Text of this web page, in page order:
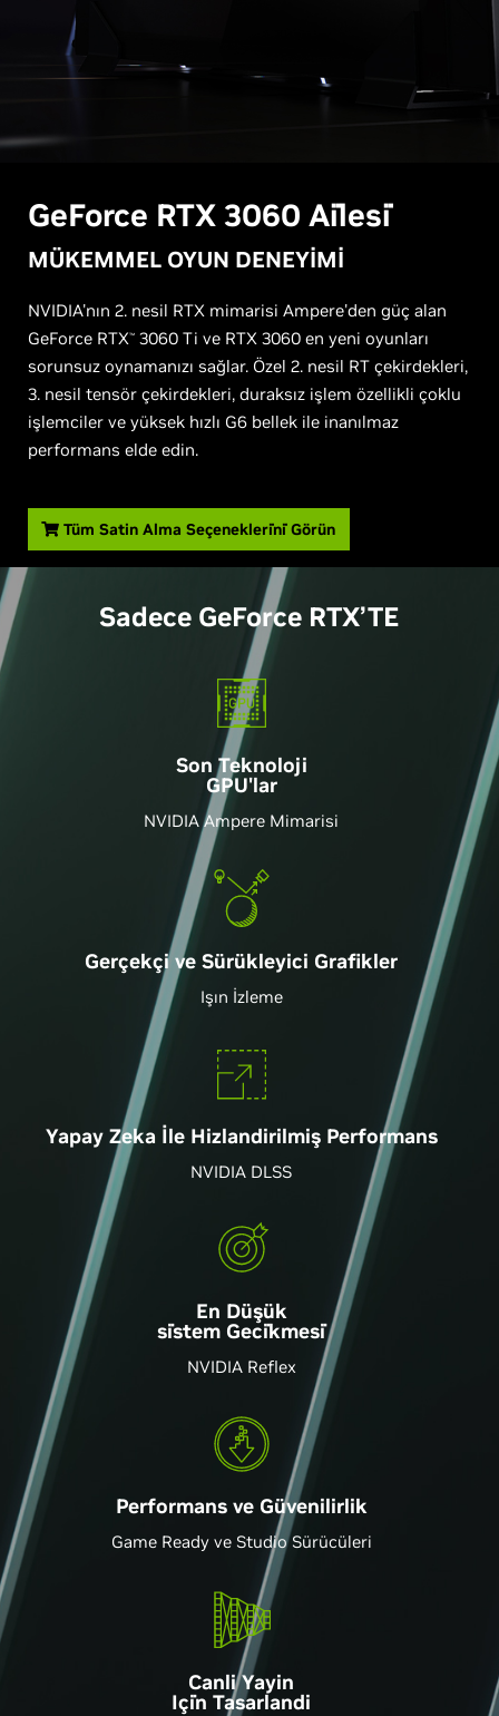
GeForce RTX 3060 Ai̇lesi̇
MÜKEMMEL OYUN DENEYİMİ
NVIDIA'nın 2. nesil RTX mimarisi Ampere'den güç alan
GeForce RTX™ 3060 Ti ve RTX 3060 en yeni oyunları
sorunsuz oynamanızı sağlar. Özel 2. nesil RT çekirdekleri,
3. nesil tensör çekirdekleri, duraksız işlem özellikli çoklu
işlemciler ve yüksek hızlı G6 bellek ile inanılmaz
performans elde edin.
Tüm Satin Alma Seçenekleri̇ni̇ Görün
Sadece GeForce RTX’TE
Son Teknoloji
GPU'lar
NVIDIA Ampere Mimarisi
Gerçekçi ve Sürükleyici Grafikler
Işın İzleme
Yapay Zeka İle Hizlandirilmiş Performans
NVIDIA DLSS
En Düşük
si̇stem Geci̇kmesi̇
NVIDIA Reflex
Performans ve Güvenilirlik
Game Ready ve Studio Sürücüleri
Canli Yayin
Içi̇n Tasarlandi